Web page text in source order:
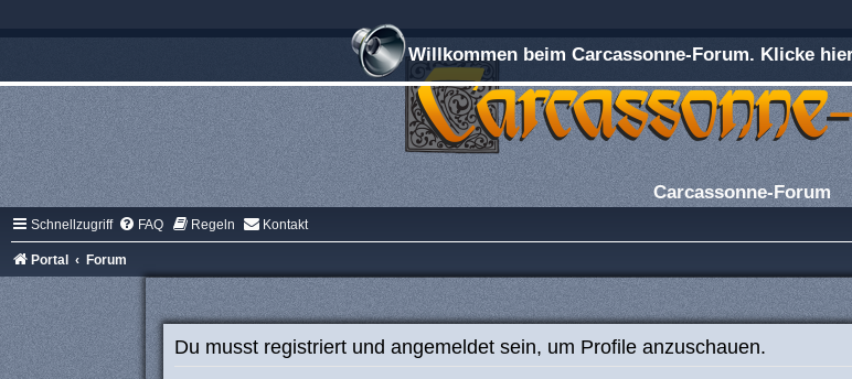
Willkommen beim Carcassonne-Forum. Klicke
Carcassonne-Forum
Schnellzugriff FAQ Regeln Kontakt
Portal Forum
Du musst registriert und angemeldet sein, um Profile anzuschauen.